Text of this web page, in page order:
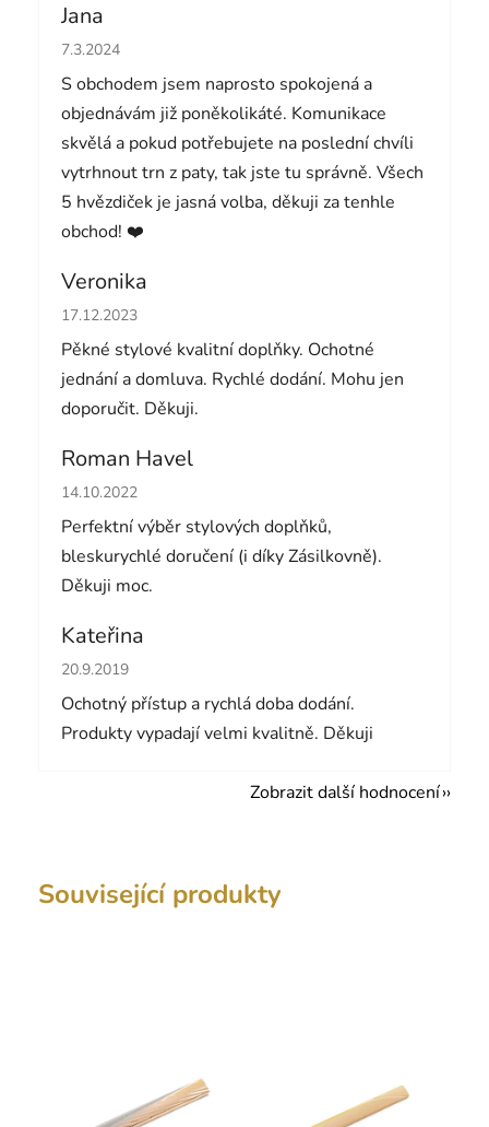
Jana
Hodnocení obchodu je 5 z 5 hvězdiček.
7.3.2024
S obchodem jsem naprosto spokojená a
objednávám již poněkolikáté. Komunikace
skvělá a pokud potřebujete na poslední chvíli
vytrhnout trn z paty, tak jste tu správně. Všech
5 hvězdiček je jasná volba, děkuji za tenhle
obchod! ❤️
Veronika
Hodnocení obchodu je 5 z 5 hvězdiček.
17.12.2023
Pěkné stylové kvalitní doplňky. Ochotné
jednání a domluva. Rychlé dodání. Mohu jen
doporučit. Děkuji.
Roman Havel
Hodnocení obchodu je 5 z 5 hvězdiček.
14.10.2022
Perfektní výběr stylových doplňků,
bleskurychlé doručení (i díky Zásilkovně).
Děkuji moc.
Kateřina
Hodnocení obchodu je 5 z 5 hvězdiček.
20.9.2019
Ochotný přístup a rychlá doba dodání.
Produkty vypadají velmi kvalitně. Děkuji
Zobrazit další hodnocení
Související produkty